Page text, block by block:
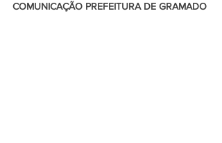
COMUNICAÇÃO PREFEITURA DE GRAMADO